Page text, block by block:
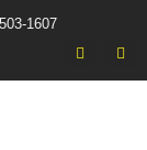
1607